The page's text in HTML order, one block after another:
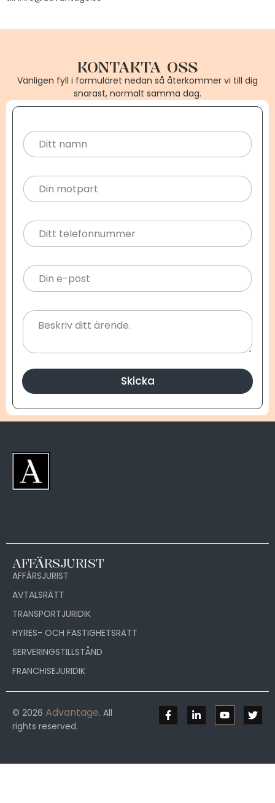
KONTAKTA OSS
Vänligen fyll i formuläret nedan så återkommer vi till dig
snarast, normalt samma dag.
Skicka
AFFÄRSJURIST
AFFÄRSJURIST
AVTALSRÄTT
TRANSPORTJURIDIK
HYRES- OCH FASTIGHETSRÄTT
SERVERINGSTILLSTÅND
FRANCHISEJURIDIK
© 2026 Advantage. All
rights reserved.